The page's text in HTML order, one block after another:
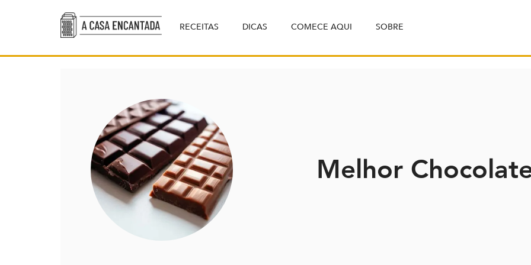
RECEITAS DICAS COMECE AQUI SOBRE
Melhor